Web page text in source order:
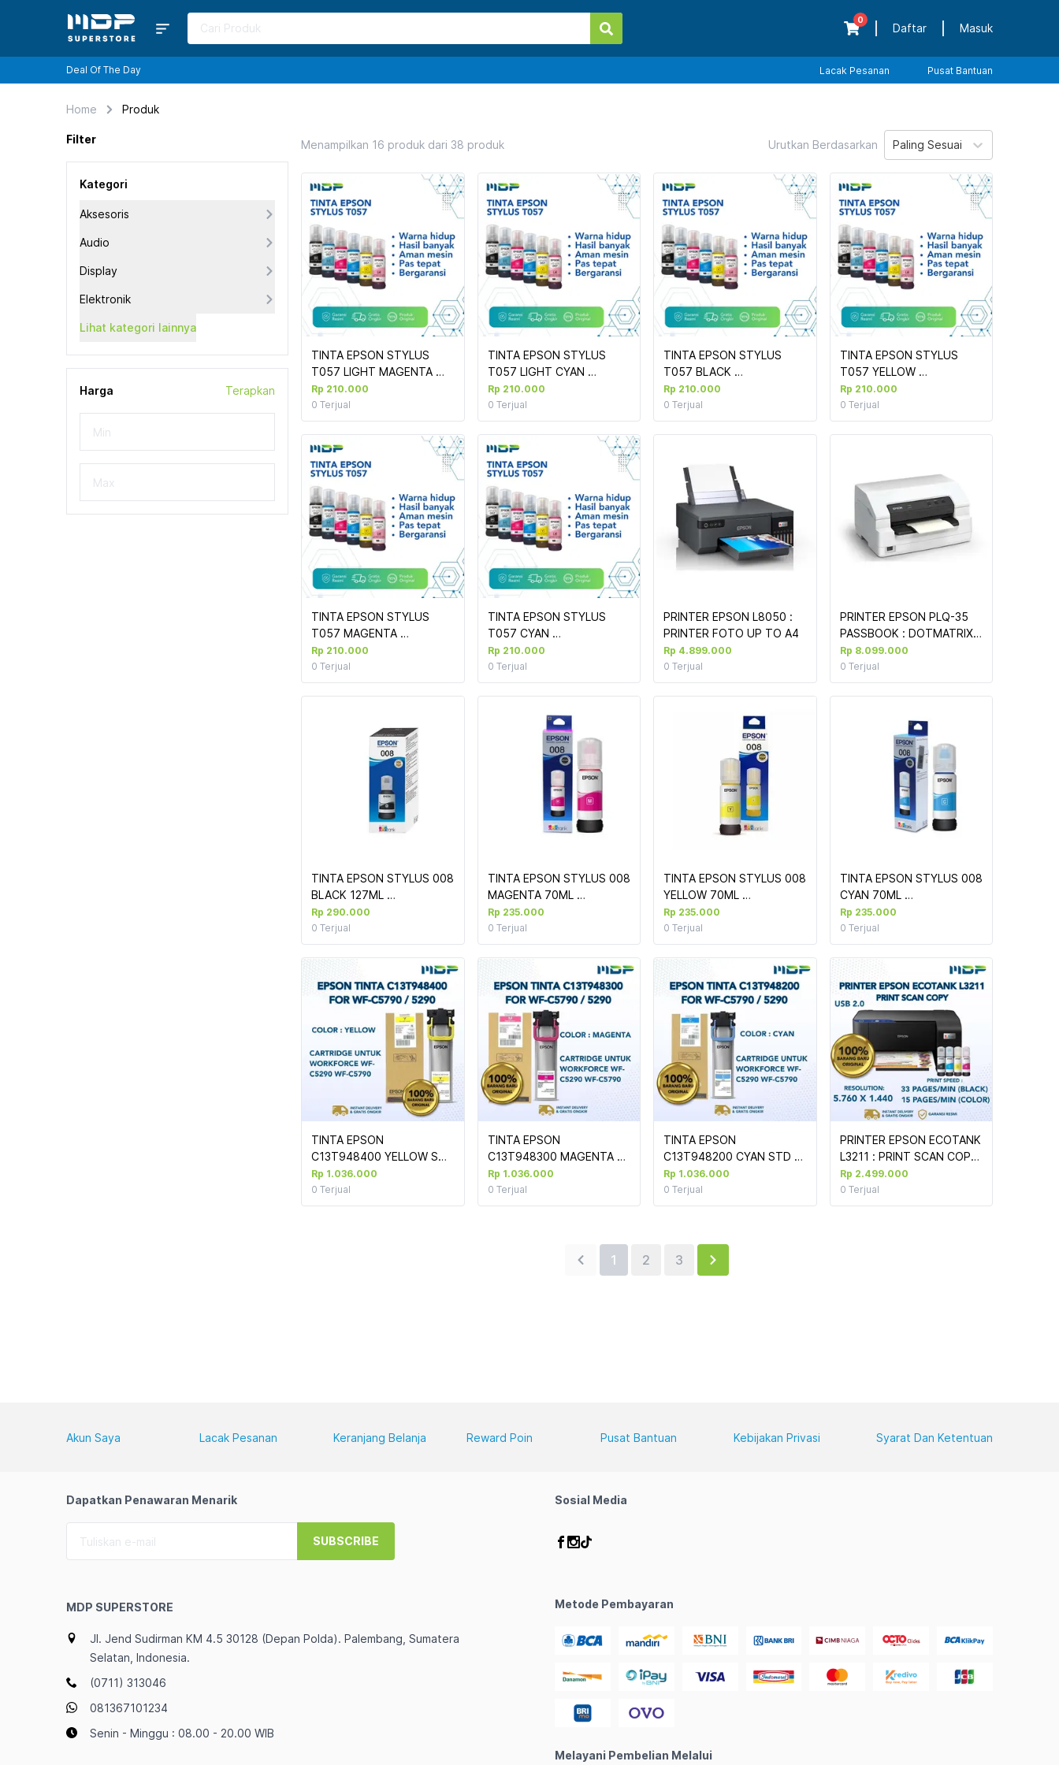
0
Daftar Masuk
Deal Of The Day Lacak Pesanan Pusat Bantuan
Home Produk
Filter
Kategori
Aksesoris
Audio
Display
Elektronik
Lihat kategori lainnya
Harga Terapkan
Menampilkan 16 produk dari 38 produk Urutkan Berdasarkan Paling Sesuai
TINTA EPSON STYLUS
T057 LIGHT MAGENTA
(L8050/L18050)
Rp 210.000
0 Terjual
TINTA EPSON STYLUS
T057 LIGHT CYAN
(L8050/L18050)
Rp 210.000
0 Terjual
TINTA EPSON STYLUS
T057 BLACK
(L8050/L18050)
Rp 210.000
0 Terjual
TINTA EPSON STYLUS
T057 YELLOW
(L8050/L18050)
Rp 210.000
0 Terjual
TINTA EPSON STYLUS
T057 MAGENTA
(L8050/L18050)
Rp 210.000
0 Terjual
TINTA EPSON STYLUS
T057 CYAN
(L8050/L18050)
Rp 210.000
0 Terjual
PRINTER EPSON L8050 :
Rp 4.899.000
0 Terjual
PRINTER EPSON PLQ-35
PASSBOOK : DOTMATRIX
24 PINS
Rp 8.099.000
0 Terjual
TINTA EPSON STYLUS 008
BLACK 127ML
(L15150/L15160/L6550/L6580)
Rp 290.000
0 Terjual
TINTA EPSON STYLUS 008
MAGENTA 70ML
(L15150/L15160/L6550/L6580)
Rp 235.000
0 Terjual
TINTA EPSON STYLUS 008
YELLOW 70ML
(L15150/L15160/L6550/L6580)
Rp 235.000
0 Terjual
TINTA EPSON STYLUS 008
CYAN 70ML
(L15150/L15160/L6550/L6580)
Rp 235.000
0 Terjual
TINTA EPSON
C13T948400 YELLOW STD
WF-C5790/5290 (T9484)
Rp 1.036.000
0 Terjual
TINTA EPSON
C13T948300 MAGENTA
STD WF-C5790/5290
(T9483)
Rp 1.036.000
0 Terjual
TINTA EPSON
C13T948200 CYAN STD
WF-C5790/5290 (T9482)
Rp 1.036.000
0 Terjual
PRINTER EPSON ECOTANK
L3211 : PRINT SCAN COPY
(TKDN)
Rp 2.499.000
0 Terjual
1 2 3
Akun Saya Lacak Pesanan Keranjang Belanja Reward Poin Pusat Bantuan Kebijakan Privasi Syarat Dan Ketentuan
Dapatkan Penawaran Menarik
SUBSCRIBE
MDP SUPERSTORE
Jl. Jend Sudirman KM 4.5 30128 (Depan Polda). Palembang, Sumatera
Selatan, Indonesia.
(0711) 313046
081367101234
Senin - Minggu : 08.00 - 20.00 WIB
Sosial Media
Metode Pembayaran
Melayani Pembelian Melalui